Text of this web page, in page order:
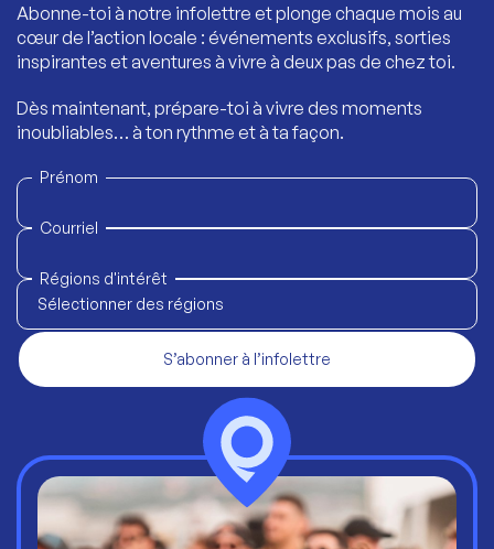
Abonne-toi à notre infolettre et plonge chaque mois au
cœur de l’action locale : événements exclusifs, sorties
inspirantes et aventures à vivre à deux pas de chez toi.
Dès maintenant, prépare-toi à vivre des moments
inoubliables… à ton rythme et à ta façon.
Prénom
Courriel
Régions d'intérêt
Sélectionner des régions
S’abonner à l’infolettre